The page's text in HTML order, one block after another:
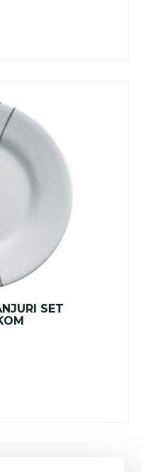
SET